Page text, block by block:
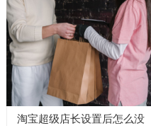
淘宝超级店长设置后怎么没